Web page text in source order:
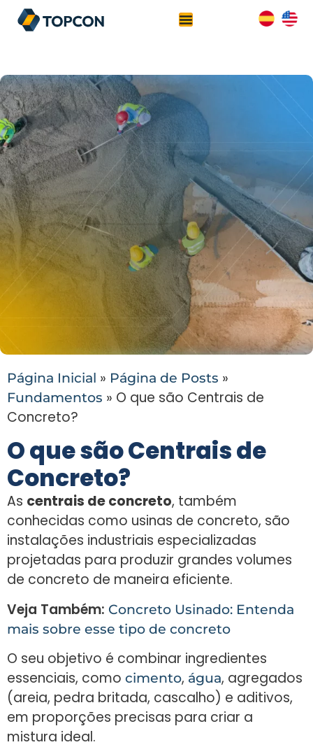
Página Inicial » Página de Posts »
Fundamentos » O que são Centrais de
Concreto?
O que são Centrais de
Concreto?
As centrais de concreto, também
conhecidas como usinas de concreto, são
instalações industriais especializadas
projetadas para produzir grandes volumes
de concreto de maneira eficiente.
Veja Também: Concreto Usinado: Entenda
mais sobre esse tipo de concreto
O seu objetivo é combinar ingredientes
essenciais, como cimento, água, agregados
(areia, pedra britada, cascalho) e aditivos,
em proporções precisas para criar a
mistura ideal.